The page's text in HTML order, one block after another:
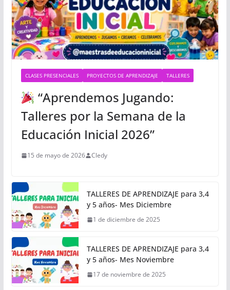
CLASES PRESENCIALES PROYECTOS DE APRENDIZAJE TALLERES
“Aprendemos Jugando:
Talleres por la Semana de la
Educación Inicial 2026”
15 de mayo de 2026 Cledy
TALLERES DE APRENDIZAJE para 3,4
y 5 años- Mes Diciembre
1 de diciembre de 2025
TALLERES DE APRENDIZAJE para 3,4
y 5 años- Mes Noviembre
17 de noviembre de 2025